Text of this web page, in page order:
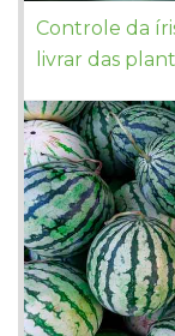
Controle da
livrar das